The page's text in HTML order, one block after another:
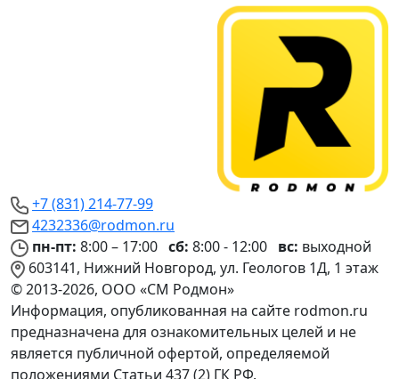
+7 (831) 214-77-99
4232336@rodmon.ru
пн-пт: 8:00 – 17:00 сб: 8:00 - 12:00 вс: выходной
603141, Нижний Новгород, ул. Геологов 1Д, 1 этаж
© 2013-2026, ООО «СМ Родмон»
Информация, опубликованная на сайте rodmon.ru
предназначена для ознакомительных целей и не
является публичной офертой, определяемой
положениями Статьи 437 (2) ГК РФ.